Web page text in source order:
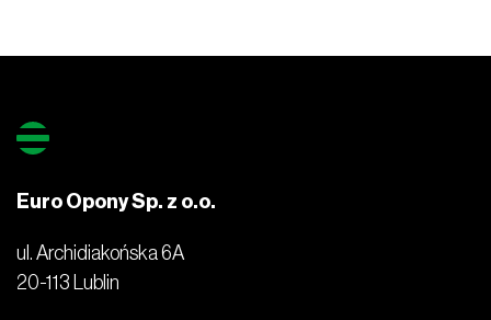
Euro Opony Sp. z o.o.
ul. Archidiakońska 6A
20-113 Lublin